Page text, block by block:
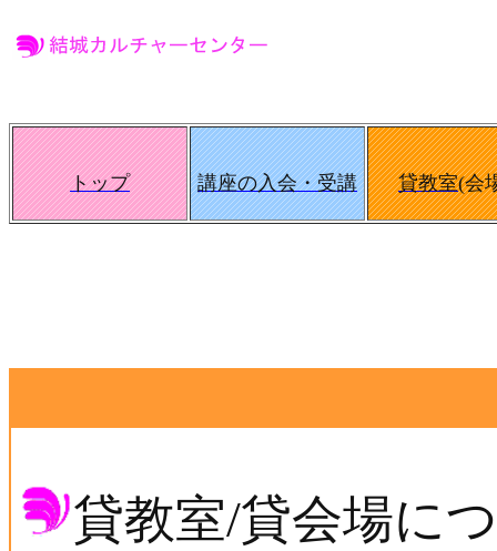
トップ 講座の入会・受講 貸教室(会
貸教室/貸会場に